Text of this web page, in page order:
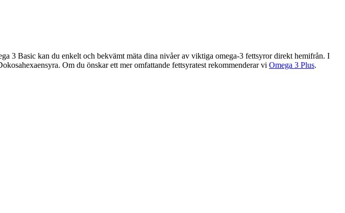
3 Basic kan du enkelt och bekvämt mäta dina nivåer av viktiga omega-3 fettsyror direkt hemifrån. I
Om du önskar ett mer omfattande fettsyratest rekommenderar vi Omega 3 Plus.